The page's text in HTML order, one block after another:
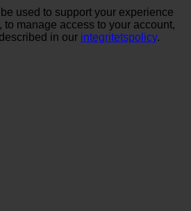
used to support your experience
manage access to your account,
in our integritetspolicy.